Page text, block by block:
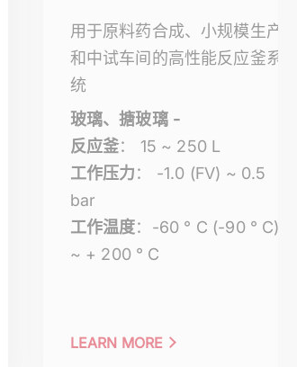
用于原料药合成、小规模生产
和中试车间的高性能反应釜系
统
玻璃、搪玻璃 -
反应釜： 15 ~ 250 L
工作压力： -1.0 (FV) ~ 0.5
bar
工作温度：-60 ° C (-90 ° C)
~ + 200 ° C
LEARN MORE